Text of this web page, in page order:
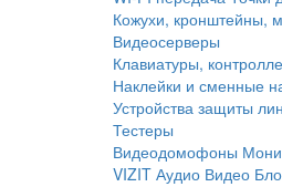
Кожухи, кронштейны,
Видеосерверы
Клавиатуры,
Наклейки и сменные
Устройства защиты
Тестеры
Видеодомофоны
VIZIT Аудио Видео